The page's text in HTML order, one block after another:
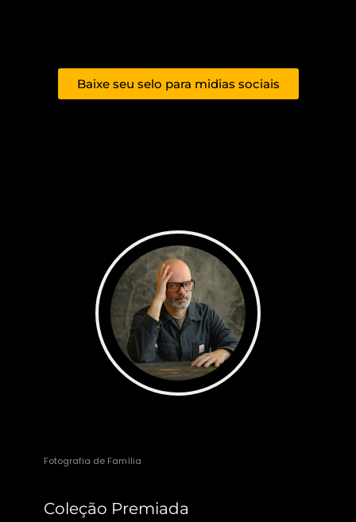
Baixe seu selo para midias sociais
Fotografia de Família
Coleção Premiada